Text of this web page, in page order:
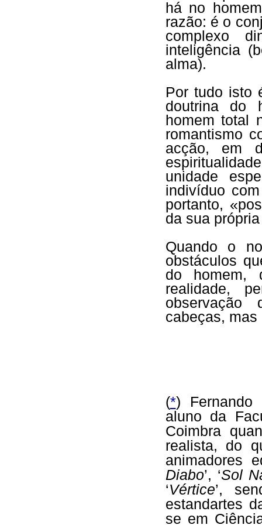
há no
razão: é o
complexo
inteligência
alma).
Por tudo isto
doutrina do
homem total
romantismo
acção, em
unidade
indivíduo
portanto,
da sua
Quando o
obstáculos
do homem,
realidade,
observação
cabeças, mas
(*)
aluno da
Coimbra
realista, do
animadores
Diabo’, ‘Sol
‘Vértice’,
estandartes
se em